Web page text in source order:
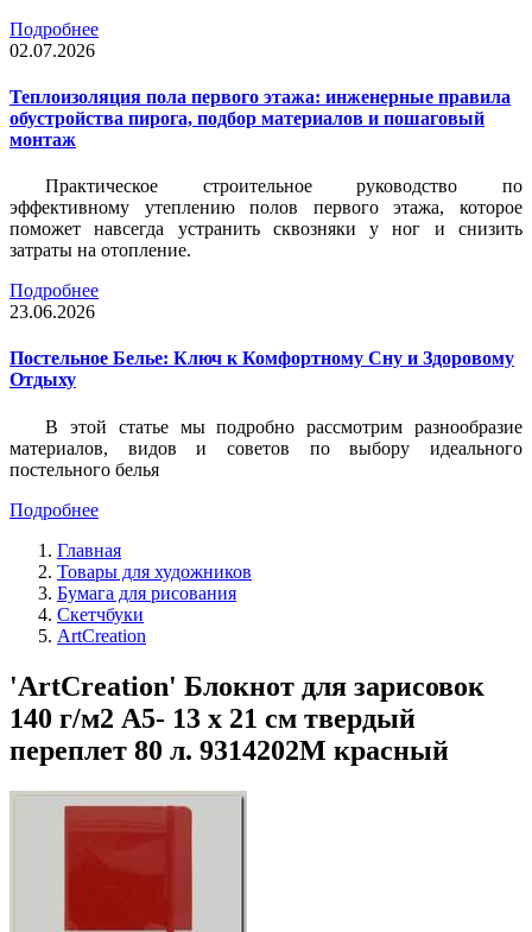
Подробнее
02.07.2026
Теплоизоляция пола первого этажа: инженерные правила
обустройства пирога, подбор материалов и пошаговый
монтаж
Практическое строительное руководство по
эффективному утеплению полов первого этажа, которое
поможет навсегда устранить сквозняки у ног и снизить
затраты на отопление.
Подробнее
23.06.2026
Постельное Белье: Ключ к Комфортному Сну и Здоровому
Отдыху
В этой статье мы подробно рассмотрим разнообразие
материалов, видов и советов по выбору идеального
постельного белья
Подробнее
Главная
Товары для художников
Бумага для рисования
Скетчбуки
ArtCreation
'ArtCreation' Блокнот для зарисовок
140 г/м2 A5- 13 х 21 см твердый
переплет 80 л. 9314202M красный